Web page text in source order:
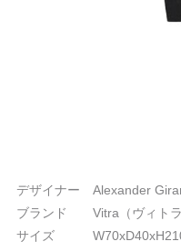
デザイナー Alexander
ブランド Vitra（ヴィトラ
サイズ